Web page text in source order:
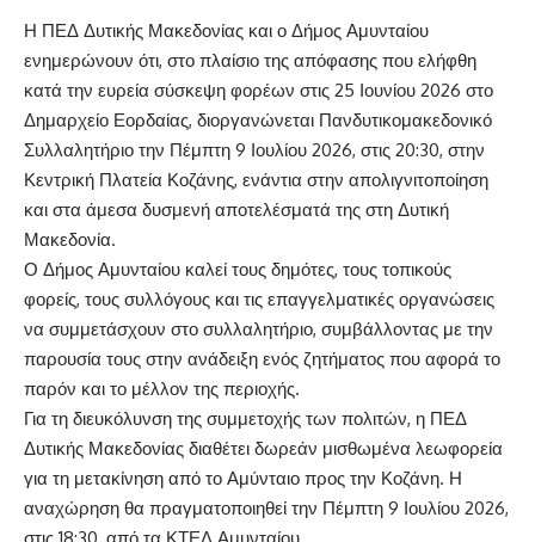
Η ΠΕΔ Δυτικής Μακεδονίας και ο Δήμος Αμυνταίου
ενημερώνουν ότι, στο πλαίσιο της απόφασης που ελήφθη
κατά την ευρεία σύσκεψη φορέων στις 25 Ιουνίου 2026 στο
Δημαρχείο Εορδαίας, διοργανώνεται Πανδυτικομακεδονικό
Συλλαλητήριο την Πέμπτη 9 Ιουλίου 2026, στις 20:30, στην
Κεντρική Πλατεία Κοζάνης, ενάντια στην απολιγνιτοποίηση
και στα άμεσα δυσμενή αποτελέσματά της στη Δυτική
Μακεδονία.
Ο Δήμος Αμυνταίου καλεί τους δημότες, τους τοπικούς
φορείς, τους συλλόγους και τις επαγγελματικές οργανώσεις
να συμμετάσχουν στο συλλαλητήριο, συμβάλλοντας με την
παρουσία τους στην ανάδειξη ενός ζητήματος που αφορά το
παρόν και το μέλλον της περιοχής.
Για τη διευκόλυνση της συμμετοχής των πολιτών, η ΠΕΔ
Δυτικής Μακεδονίας διαθέτει δωρεάν μισθωμένα λεωφορεία
για τη μετακίνηση από το Αμύνταιο προς την Κοζάνη. Η
αναχώρηση θα πραγματοποιηθεί την Πέμπτη 9 Ιουλίου 2026,